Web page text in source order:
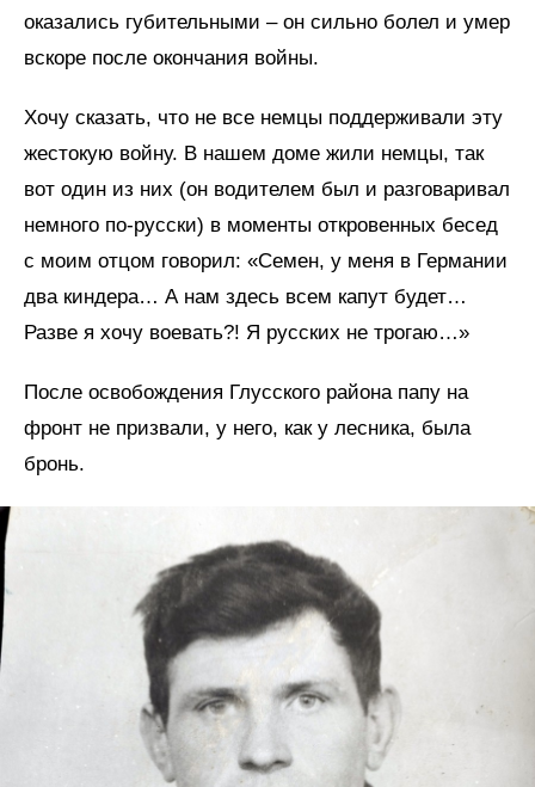
оказались губительными – он сильно болел и умер
вскоре после окончания войны.
Хочу сказать, что не все немцы поддерживали эту
жестокую войну. В нашем доме жили немцы, так
вот один из них (он водителем был и разговаривал
немного по-русски) в моменты откровенных бесед
с моим отцом говорил: «Семен, у меня в Германии
два киндера… А нам здесь всем капут будет…
Разве я хочу воевать?! Я русских не трогаю…»
После освобождения Глусского района папу на
фронт не призвали, у него, как у лесника, была
бронь.